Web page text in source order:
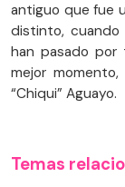
antiguo que fue
distinto, cuando
han pasado por
mejor
“Chiqui” Aguayo.
Temas